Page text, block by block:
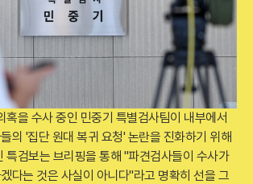
혹을 수사 중인 민중기 특별검사팀이 내부에서
의 '집단 원대 복귀 요청' 논란을 진화하기 위해
특검보는 브리핑을 통해 "파견검사들이 수사가
다는 것은 사실이 아니다"라고 명확히 선을 그